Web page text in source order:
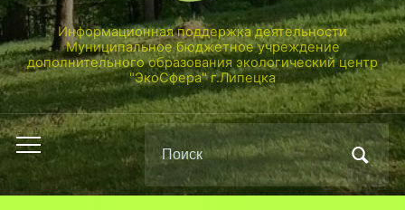
Информационная поддержка деятельности
Муниципальное бюджетное учреждение
дополнительного образования экологический центр
"ЭкоСфера" г.Липецка
Переключить
мобильное
меню
Поиск
по: